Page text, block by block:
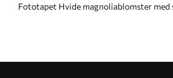
Fototapet Hvide magnoliablomster